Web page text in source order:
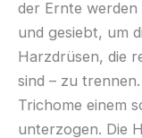
der Ernte
und gesiebt, um
Harzdrüsen, die
sind – zu
Trichome einem
unterzogen. Die